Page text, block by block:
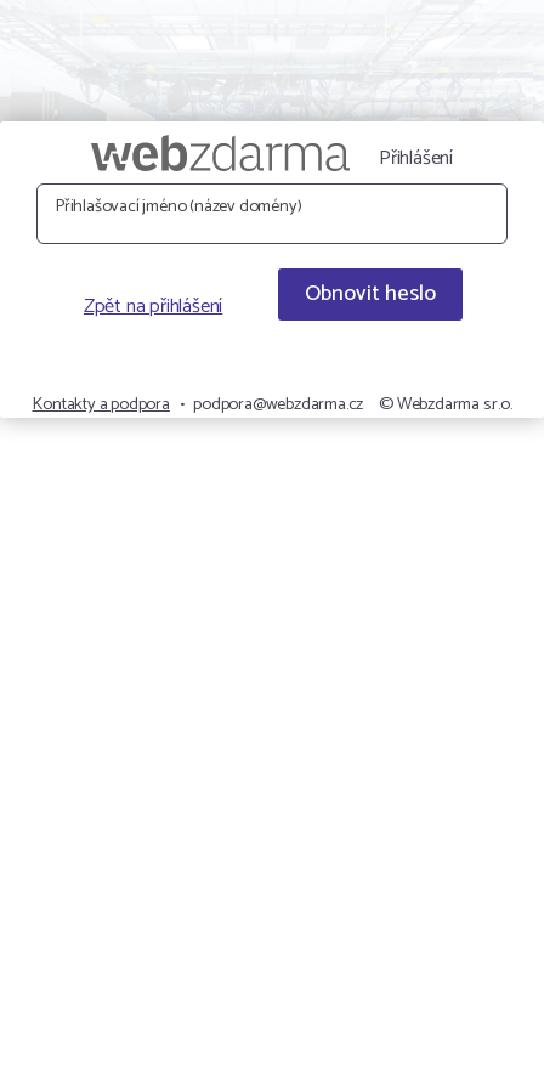
Přihlášení
Přihlašovací jméno (název domény)
Zpět na přihlášení Obnovit heslo
Kontakty a podpora • podpora@webzdarma.cz © Webzdarma s.r.o.